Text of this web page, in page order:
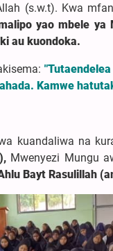
(s.w.t). Kwa
yao mbele
au kuondoka.
Kamwe
kuandaliwa na
Mwenyezi Mungu
Bayt Rasulillah